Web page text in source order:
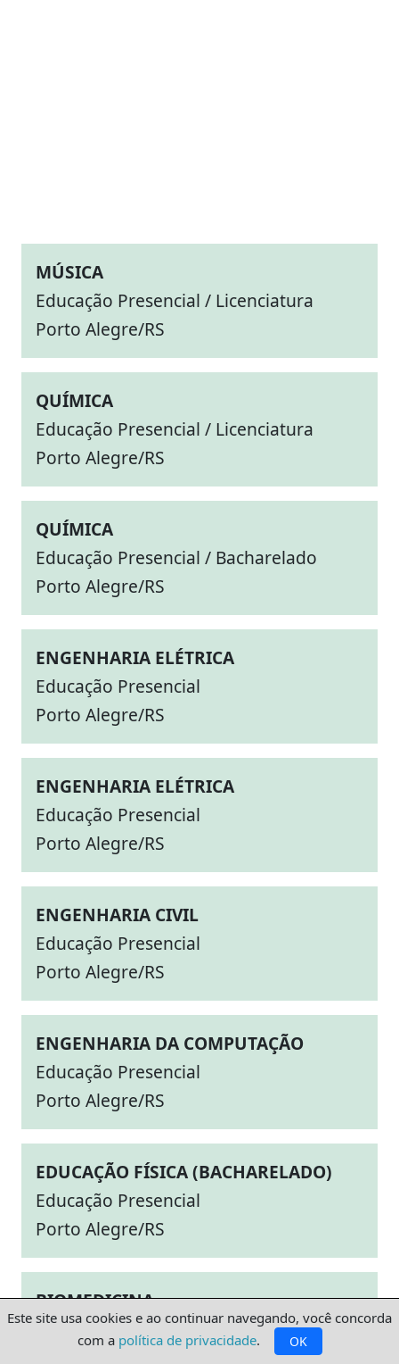
MÚSICA
Educação Presencial / Licenciatura
Porto Alegre/RS
QUÍMICA
Educação Presencial / Licenciatura
Porto Alegre/RS
QUÍMICA
Educação Presencial / Bacharelado
Porto Alegre/RS
ENGENHARIA ELÉTRICA
Educação Presencial
Porto Alegre/RS
ENGENHARIA ELÉTRICA
Educação Presencial
Porto Alegre/RS
ENGENHARIA CIVIL
Educação Presencial
Porto Alegre/RS
ENGENHARIA DA COMPUTAÇÃO
Educação Presencial
Porto Alegre/RS
EDUCAÇÃO FÍSICA (BACHARELADO)
Educação Presencial
Porto Alegre/RS
BIOMEDICINA
Educação Presencial
Este site usa cookies e ao continuar navegando, você concorda
com a política de privacidade. OK